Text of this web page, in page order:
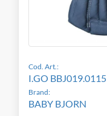
Cod. Art.:
I.GO BBJ019.0115
Brand:
BABY BJORN